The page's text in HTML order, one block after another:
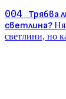
004 Трябва
светлина?
светлини, но